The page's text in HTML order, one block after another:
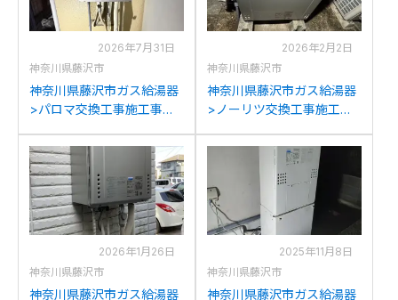
2026年7月31日
神奈川県藤沢市
神奈川県藤沢市ガス給湯器
>パロマ交換工事施工事
H2400AWからパロマFH-
E2422SAWLへの交換
2026年2月2日
神奈川県藤沢市
神奈川県藤沢市ガス給湯器
>ノーリツ交換工事施工事
2050(S)AXからノーリツ
GT-C2072SAR BLへの交換
2026年1月26日
神奈川県藤沢市
神奈川県藤沢市ガス給湯器
2025年11月8日
神奈川県藤沢市
神奈川県藤沢市ガス給湯器